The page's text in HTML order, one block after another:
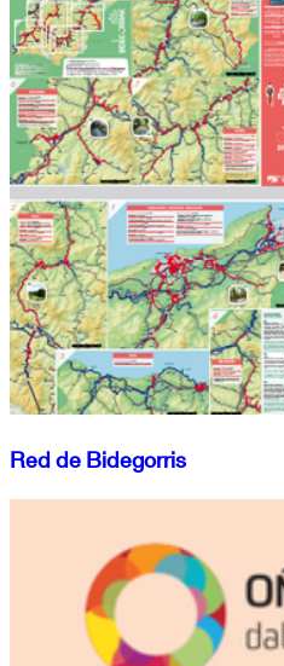
Red de Bidegorris